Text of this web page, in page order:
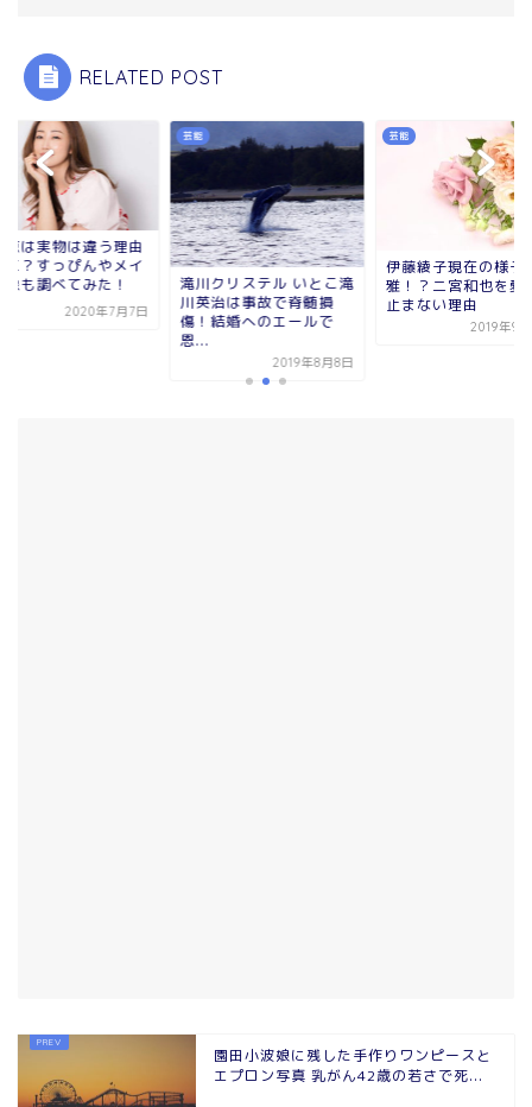
RELATED POST
由
イ
芸能
滝川クリステル いとこ滝
川英治は事故で脊髄損
傷！結婚へのエールで
伊藤綾子現在の様子は優
雅！？二宮和也を愛して
止まない理由
芸能
神崎恵
は加工
ク画像
園田小波娘に残した手作りワンピースと
エプロン写真 乳がん42歳の若さで死...